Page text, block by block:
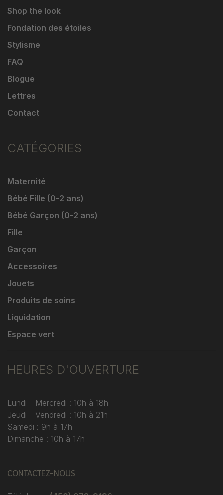
Shop the look
Fondation des étoiles
Stylisme
FAQ
Blogue
Lettres
Contact
CATÉGORIES
Maternité
Bébé Fille (0-2 ans)
Bébé Garçon (0-2 ans)
Fille
Garçon
Accessoires
Jouets
Produits de soins
Liquidation
Espace vert
HEURES D'OUVERTURE
Lundi - Mercredi : 10h à 18h
Jeudi - Vendredi : 10h à 21h
Samedi : 9h à 17h
Dimanche : 10h à 17h
CONTACTEZ-NOUS